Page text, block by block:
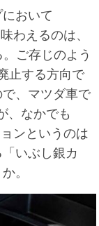
おいて
わえるのは、
ご存じのよう
止する方向で
、マツダ車で
、なかでも
ンというのは
いぶし銀カ
。